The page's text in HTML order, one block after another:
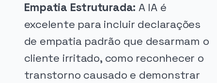
Empatia Estruturada: A IA é
excelente para incluir declarações
de empatia padrão que desarmam o
cliente irritado, como reconhecer o
transtorno causado e demonstrar